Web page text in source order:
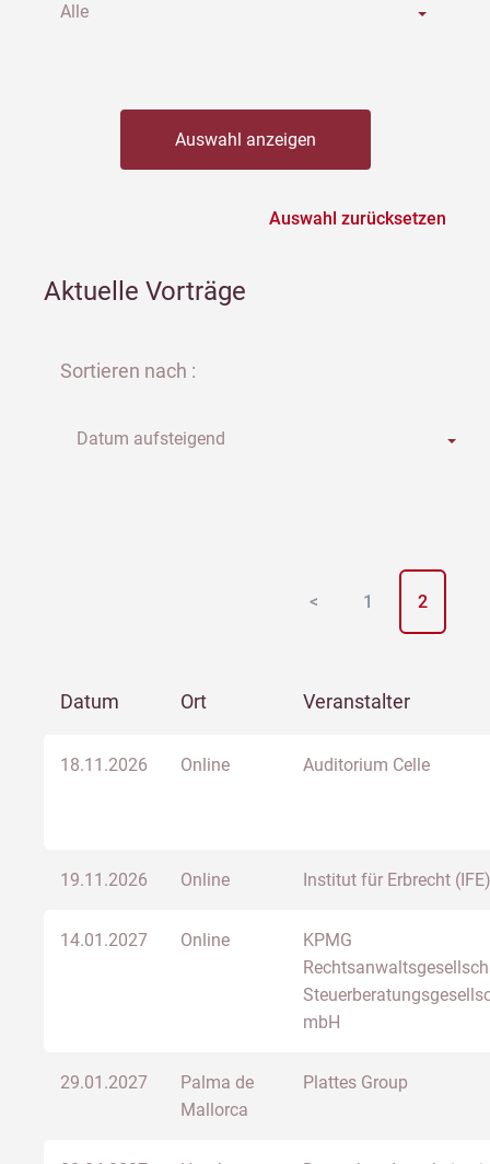
Alle
Auswahl anzeigen
Auswahl zurücksetzen
Aktuelle Vorträge
Sortieren nach :
Datum aufsteigend
< 1 2
Datum Ort Veranstalter
18.11.2026 Online Auditorium Celle
19.11.2026 Online Institut für Erbrecht (IFE)
14.01.2027 Online
KPMG
mbH
29.01.2027
Palma de
Mallorca
Plattes Group